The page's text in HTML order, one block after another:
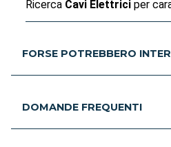
Ricerca Cavi Elettriciper
FORSE POTREBBERO
DOMANDE FREQUENTI